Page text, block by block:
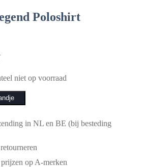
Poloshirt
niet op voorraad
in NL en BE (bij besteding
op A-merken